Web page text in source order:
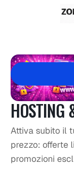
HOSTING
Attiva subito il
prezzo: offerte
promozioni